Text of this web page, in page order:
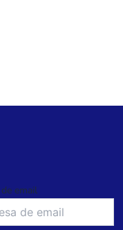
email